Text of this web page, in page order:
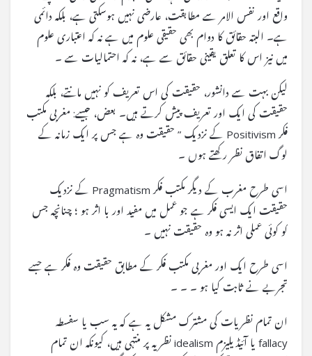
واقع اور نفس الامر سے مطابقت، عارضی نہیں ہوسکتی ہے، بلکہ دائمی
ہے۔ البتہ حقائق کا دوام بھی حقیقی علوم میں ہے نہ کہ اعتباری علوم
میں نیز اس کا تعلق یقینی حقائق سے ہے، نہ کہ احتمالیات سے ۔
لیکن بہت سے دانشور، حقیقت کی اس تعریف کو نہیں مانتے، بلکہ
حقیقت کی ایک اور تعریف پیش کرتے ہیں۔ بعض، جیسے: مغربی مکتب
فکر Positivism کے نزدیک ” حقیقت وہ ہے جس پر ایک زمانہ کے
لوگ اتفاق نظر رکھتے ہوں ۔
اسی طرح مغرب کے دیگر مکتب فکر Pragmatism کے نزدیک
حقیقت ایک ایسی فکر ہے جو عمل میں مفید اور با اثر ہو ؛ چنانچہ جس
کو کوئی عملی اثر نہ ہو وہ حقیقت نہیں ۔
اسی طرح ایک اور مغربی مکتب فکر کے مطابق حقیقت وہ فکر ہے جسے
تجربے نے ثابت کیا ہو ۔ ۔ ۔
ان تمام نظریات کی مشترک مشکل یہ ہے کہ یہ سب یا سفسطہ
fallacy یا آئیڈیلیزم idealism نظریہ پر منتہی ہیں، کیونکہ ان تمام